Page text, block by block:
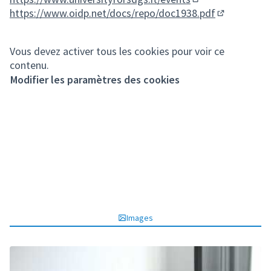
(Lien externe)
https://www.oidp.net/docs/repo/doc1938.pdf
Vous devez activer tous les cookies pour voir ce
contenu.
Modifier les paramètres des cookies
Images